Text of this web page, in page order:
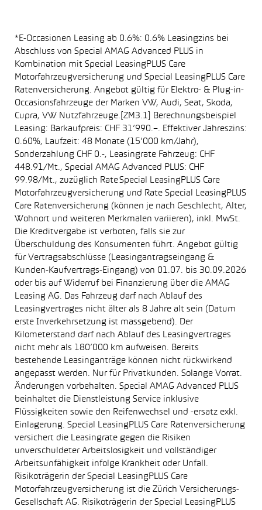
*E-Occasionen Leasing ab 0.6%: 0.6% Leasingzins bei
Abschluss von Special AMAG Advanced PLUS in
Kombination mit Special LeasingPLUS Care
Motorfahrzeugversicherung und Special LeasingPLUS Care
Ratenversicherung. Angebot gültig für Elektro- & Plug-in-
Occasionsfahrzeuge der Marken VW, Audi, Seat, Skoda,
Cupra, VW Nutzfahrzeuge.[ZM3.1] Berechnungsbeispiel
Leasing: Barkaufpreis: CHF 31’990.–. Effektiver Jahreszins:
0.60%, Laufzeit: 48 Monate (15’000 km/Jahr),
Sonderzahlung CHF 0.-, Leasingrate Fahrzeug: CHF
448.91/Mt., Special AMAG Advanced PLUS: CHF
99.98/Mt., zuzüglich Rate Special LeasingPLUS Care
Motorfahrzeugversicherung und Rate Special LeasingPLUS
Care Ratenversicherung (können je nach Geschlecht, Alter,
Wohnort und weiteren Merkmalen variieren), inkl. MwSt.
Die Kreditvergabe ist verboten, falls sie zur
Überschuldung des Konsumenten führt. Angebot gültig
für Vertragsabschlüsse (Leasingantragseingang &
Kunden-Kaufvertrags-Eingang) von 01.07. bis 30.09.2026
oder bis auf Widerruf bei Finanzierung über die AMAG
Leasing AG. Das Fahrzeug darf nach Ablauf des
Leasingvertrages nicht älter als 8 Jahre alt sein (Datum
erste Inverkehrsetzung ist massgebend). Der
Kilometerstand darf nach Ablauf des Leasingvertrages
nicht mehr als 180’000 km aufweisen. Bereits
bestehende Leasinganträge können nicht rückwirkend
angepasst werden. Nur für Privatkunden. Solange Vorrat.
Änderungen vorbehalten. Special AMAG Advanced PLUS
beinhaltet die Dienstleistung Service inklusive
Flüssigkeiten sowie den Reifenwechsel und -ersatz exkl.
Einlagerung. Special LeasingPLUS Care Ratenversicherung
versichert die Leasingrate gegen die Risiken
unverschuldeter Arbeitslosigkeit und vollständiger
Arbeitsunfähigkeit infolge Krankheit oder Unfall.
Risikoträgerin der Special LeasingPLUS Care
Motorfahrzeugversicherung ist die Zürich Versicherungs-
Gesellschaft AG. Risikoträgerin der Special LeasingPLUS